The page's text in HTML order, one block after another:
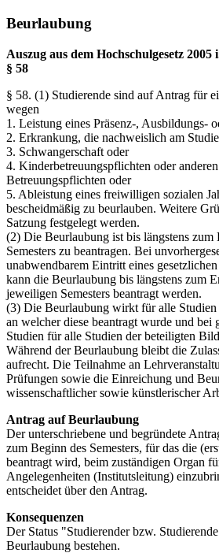
Beurlaubung
Auszug aus dem Hochschulgesetz
§ 58
§ 58. (1) Studierende sind auf Antrag für
wegen
1. Leistung eines Präsenz-, Ausbildungs-
2. Erkrankung, die nachweislich am
3. Schwangerschaft oder
4. Kinderbetreuungspflichten oder
Betreuungspflichten oder
5. Ableistung eines freiwilligen sozialen
bescheidmäßig zu beurlauben. Weitere
Satzung festgelegt werden.
(2) Die Beurlaubung ist bis längstens zum
Semesters zu beantragen. Bei
unabwendbarem Eintritt eines
kann die Beurlaubung bis längstens zum
jeweiligen Semesters beantragt werden.
(3) Die Beurlaubung wirkt für alle
an welcher diese beantragt wurde und bei
Studien für alle Studien der beteiligten
Während der Beurlaubung bleibt die
aufrecht. Die Teilnahme an
Prüfungen sowie die Einreichung und
wissenschaftlicher sowie künstlerischer
Antrag auf Beurlaubung
Der unterschriebene und begründete
zum Beginn des Semesters, für das die
beantragt wird, beim zuständigen Organ
Angelegenheiten (Institutsleitung)
entscheidet über den Antrag.
Konsequenzen
Der Status "Studierender bzw.
Beurlaubung bestehen.